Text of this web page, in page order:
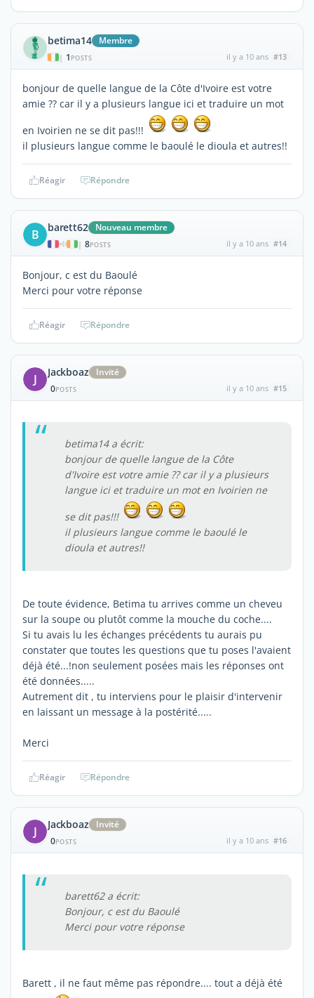
betima14 Membre
| 1 POSTS il y a 10 ans #13
bonjour de quelle langue de la Côte d'Ivoire est votre
amie ?? car il y a plusieurs langue ici et traduire un mot
en Ivoirien ne se dit pas!!!
il plusieurs langue comme le baoulé le dioula et autres!!
Réagir Répondre
B barett62 Nouveau membre
| 8POSTS il y a 10 ans #14
Bonjour, c est du Baoulé
Merci pour votre réponse
Réagir Répondre
J Jackboaz
Invité
0POSTS il y a 10 ans #15
betima14 a écrit:
bonjour de quelle langue de la Côte
d'Ivoire est votre amie ?? car il y a plusieurs
langue ici et traduire un mot en Ivoirien ne
se dit pas!!!
il plusieurs langue comme le baoulé le
dioula et autres!!
De toute évidence, Betima tu arrives comme un cheveu
sur la soupe ou plutôt comme la mouche du coche....
Si tu avais lu les échanges précédents tu aurais pu
constater que toutes les questions que tu poses l'avaient
déjà été...!non seulement posées mais les réponses ont
été données.....
Autrement dit , tu interviens pour le plaisir d'intervenir
en laissant un message à la postérité.....
Merci
Réagir Répondre
J Jackboaz
Invité
0POSTS il y a 10 ans #16
barett62 a écrit:
Bonjour, c est du Baoulé
Merci pour votre réponse
Barett , il ne faut même pas répondre.... tout a déjà été